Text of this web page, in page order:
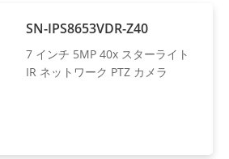
SN-IPS8653VDR-Z40
7 インチ 5MP 40x スターライト
IR ネットワーク PTZ カメラ